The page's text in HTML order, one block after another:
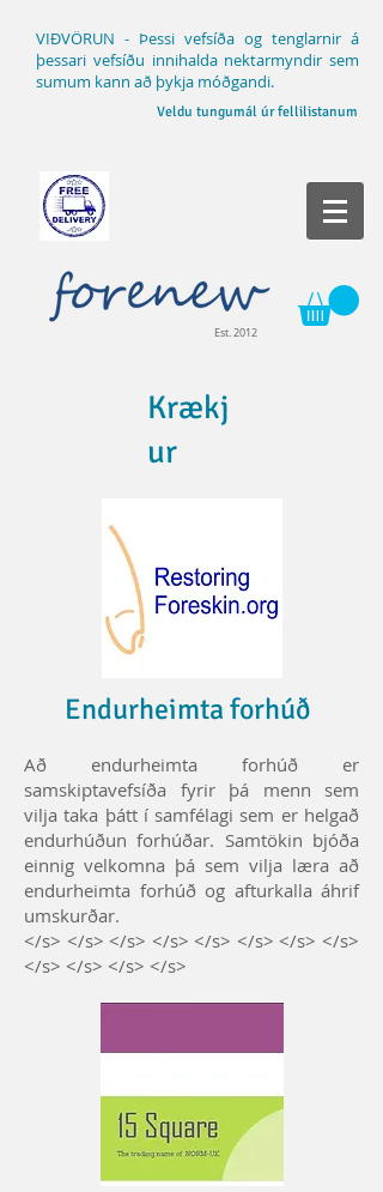
VIÐVÖRUN - Þessi vefsíða og tenglarnir á
þessari vefsíðu innihalda nektarmyndir sem
sumum kann að þykja móðgandi.
Veldu tungumál úr fellilistanum
Est. 2012
Krækj
ur
Endurheimta forhúð
Að endurheimta forhúð er
samskiptavefsíða fyrir þá menn sem
vilja taka þátt í samfélagi sem er helgað
endurhúðun forhúðar. Samtökin bjóða
einnig velkomna þá sem vilja læra að
endurheimta forhúð og afturkalla áhrif
umskurðar.
</s> </s> </s> </s> </s> </s> </s> </s>
</s> </s> </s> </s>